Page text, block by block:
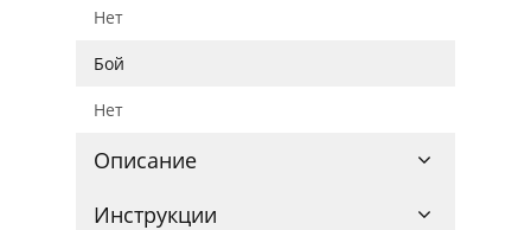
Нет
Бой
Нет
Описание
Инструкции